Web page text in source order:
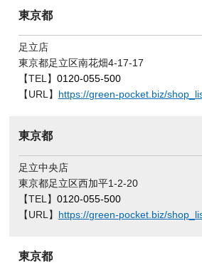
東京都
足立店
東京都足立区南花畑4-17-17
【TEL】0120-055-500
【URL】 https://green-pocket.biz/
東京都
足立中央店
東京都足立区西加平1-2-20
【TEL】0120-055-500
【URL】 https://green-pocket.biz/
東京都